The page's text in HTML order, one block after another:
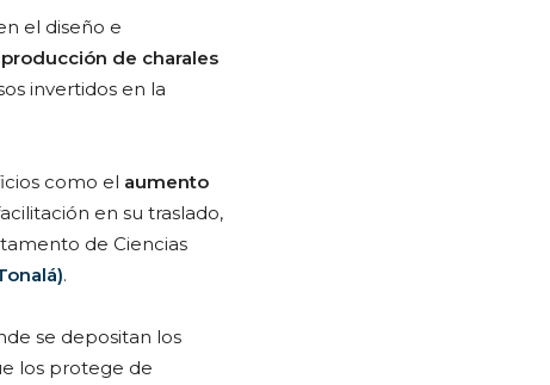
el diseño e
de charales
invertidos en la
como el aumento
en su traslado,
de Ciencias
.
se depositan los
los protege de